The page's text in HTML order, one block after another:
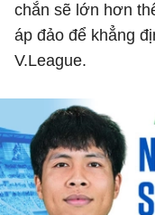
chắn sẽ lớn hơn
áp đảo để khẳng
V.League.